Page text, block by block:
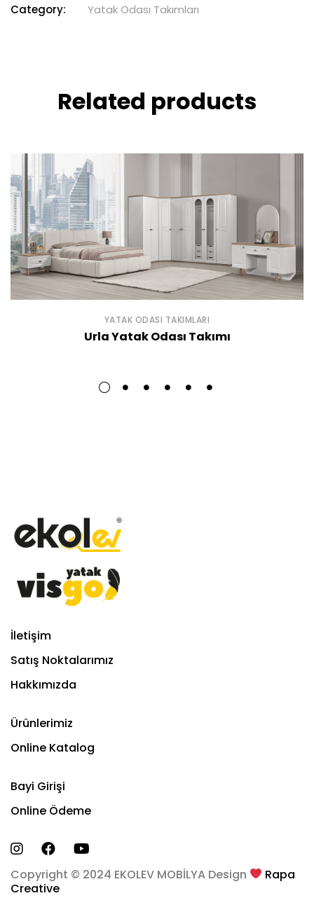
Category: Yatak Odası Takımları
Related products
YATAK ODASI TAKIMLARI
Urla Yatak Odası Takımı
İletişim
Satış Noktalarımız
Hakkımızda
Ürünlerimiz
Online Katalog
Bayi Girişi
Online Ödeme
Copyright © 2024 EKOLEV MOBİLYA Design
Rapa
Creative